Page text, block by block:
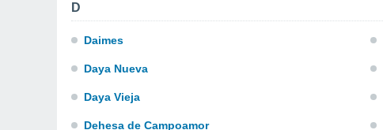
D
Daimes
Daya Nueva
Daya Vieja
Dehesa de Campoamor